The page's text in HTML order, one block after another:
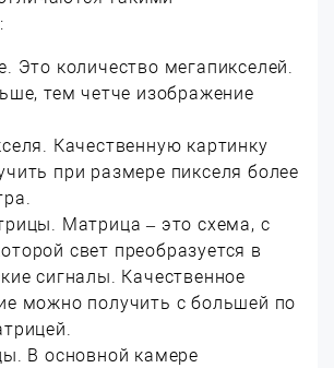
Это количество мегапикселей.
тем четче изображение
Качественную картинку
при размере пикселя более
Матрица – это схема, с
свет преобразуется в
сигналы. Качественное
можно получить с большей по
В основной камере